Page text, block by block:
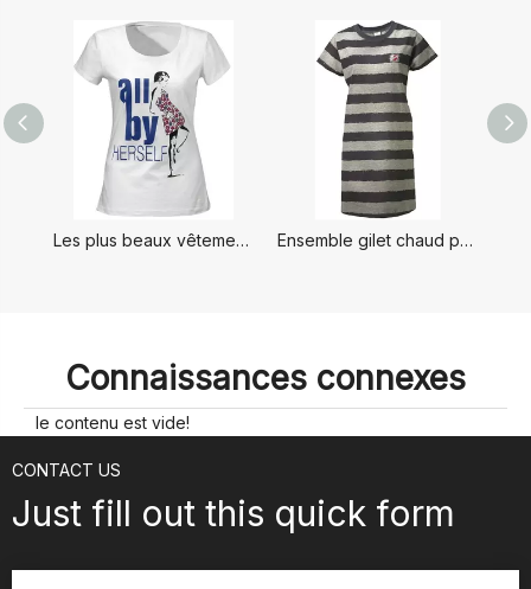
Les plus beaux vêtements de nuit pour dames Ensemble gilet chaud pour dames
Connaissances connexes
le contenu est vide!
CONTACT US
Just fill out this quick form